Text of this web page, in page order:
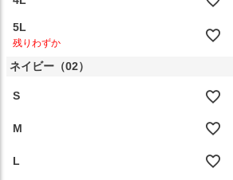
5L
残りわずか
ネイビー（02）
S
M
L